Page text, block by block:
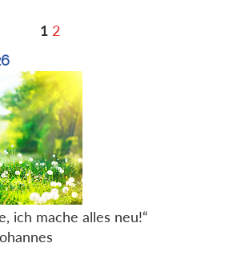
1 2
ich mache alles neu!“